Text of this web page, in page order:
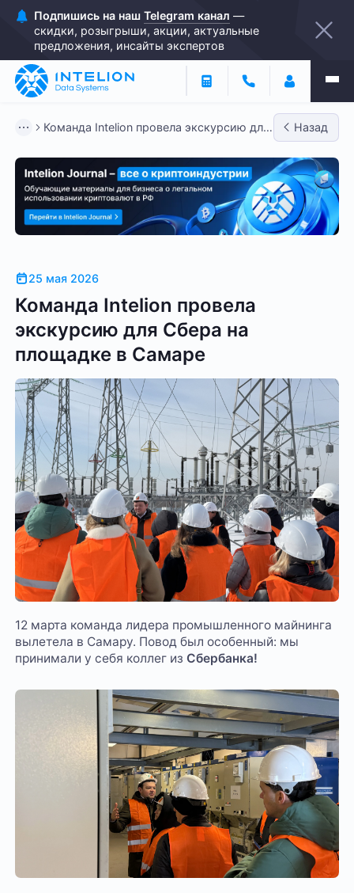
Подпишись на наш Telegram канал —
скидки, розыгрыши, акции, актуальные
предложения, инсайты экспертов
Команда Intelion провела экскурсию для
Назад
25 мая 2026
Команда Intelion провела
экскурсию для Сбера на
площадке в Самаре
12 марта команда лидера промышленного майнинга
вылетела в Самару. Повод был особенный: мы
принимали у себя коллег из Сбербанка!